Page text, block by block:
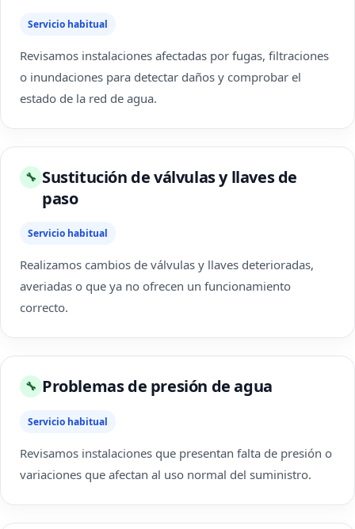
Servicio habitual
Revisamos instalaciones afectadas por fugas, filtraciones
o inundaciones para detectar daños y comprobar el
estado de la red de agua.
🔧 Sustitución de válvulas y llaves de
paso
Servicio habitual
Realizamos cambios de válvulas y llaves deterioradas,
averiadas o que ya no ofrecen un funcionamiento
correcto.
🔧 Problemas de presión de agua
Servicio habitual
Revisamos instalaciones que presentan falta de presión o
variaciones que afectan al uso normal del suministro.